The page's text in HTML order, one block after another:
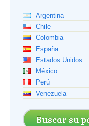
Argentina
Chile
Colombia
España
Estados Unidos
México
Perú
Venezuela
Buscar su